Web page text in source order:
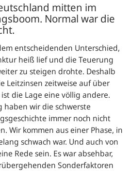
mitten im
Normal war die
entscheidenden Unterschied,
heiß lief und die Teuerung
zu steigen drohte. Deshalb
Leitzinsen zeitweise auf über
die Lage eine völlig andere.
haben wir die schwerste
immer noch nicht
Wir kommen aus einer Phase, in
schwach war. Und auch von
Rede sein. Es war absehbar,
Sonderfaktoren